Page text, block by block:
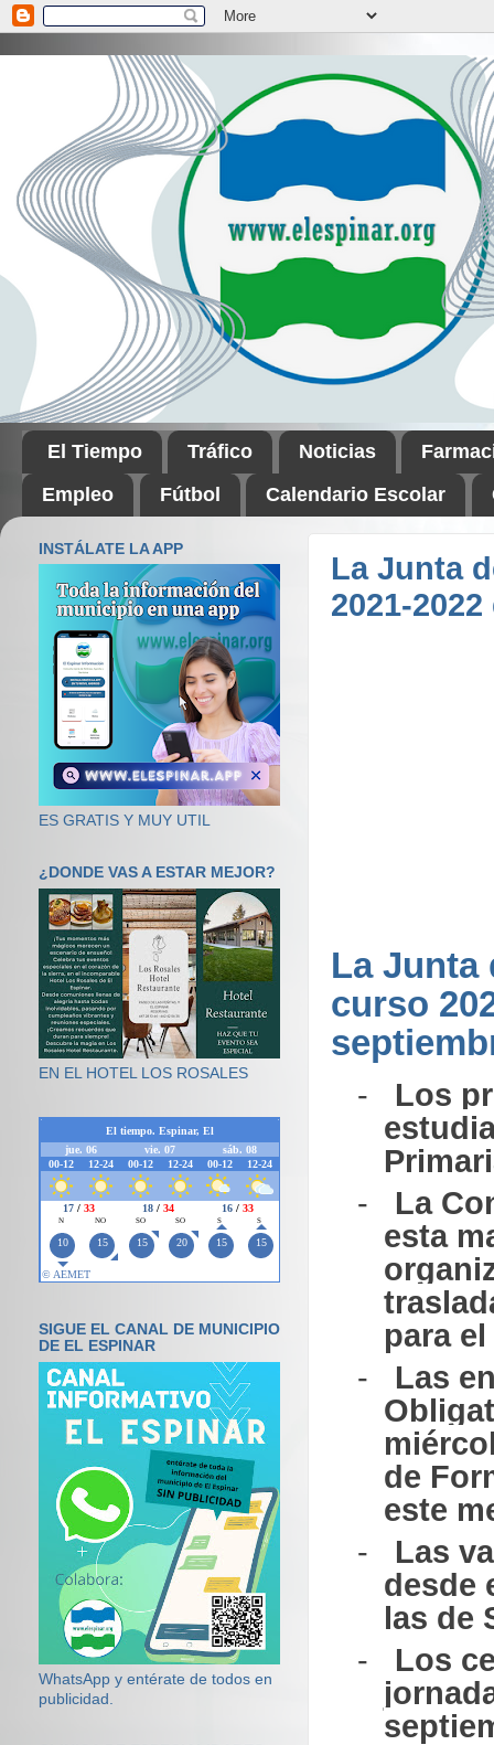
El Tiempo Tráfico Noticias
Empleo
Fútbol Calendario Escolar
La Junta
2021-
La Junta
curso
-
Los
-
La
esta
para
-
Las
de
este
-
Las
desde
las de
-
Los
INSTÁLATE LA APP
ES GRATIS Y MUY UTIL
¿DONDE VAS A ESTAR MEJOR?
EN EL HOTEL LOS ROSALES
SIGUE EL CANAL DE MUNICIPIO
DE EL ESPINAR
WhatsApp y entérate de todos en
publicidad.